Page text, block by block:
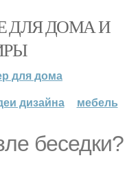
ДЛЯ ДОМА И
для дома
дизайна мебель
беседки?